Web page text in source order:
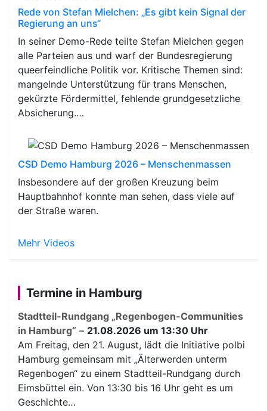
Rede von Stefan Mielchen: „Es gibt kein Signal der
Regierung an uns“
In seiner Demo-Rede teilte Stefan Mielchen gegen
alle Parteien aus und warf der Bundesregierung
queerfeindliche Politik vor. Kritische Themen sind:
mangelnde Unterstützung für trans Menschen,
gekürzte Fördermittel, fehlende grundgesetzliche
Absicherung.…
CSD Demo Hamburg 2026 – Menschenmassen
Insbesondere auf der großen Kreuzung beim
Hauptbahnhof konnte man sehen, dass viele auf
der Straße waren.
Mehr Videos
Termine in Hamburg
Stadtteil-Rundgang „Regenbogen-Communities
in Hamburg“ – 21.08.2026 um 13:30 Uhr
Am Freitag, den 21. August, lädt die Initiative polbi
Hamburg gemeinsam mit „Älterwerden unterm
Regenbogen“ zu einem Stadtteil-Rundgang durch
Eimsbüttel ein. Von 13:30 bis 16 Uhr geht es um
Geschichte…